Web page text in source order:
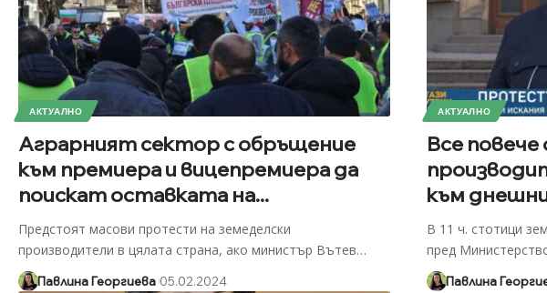
АКТУАЛНО
Аграрният сектор с обръщение
към премиера и вицепремиера да
поискат оставката на...
Предстоят масови протести на земеделски
производители в цялата страна, ако министър Вътев…
Павлина Георгиева 05.02.2024
АКТУАЛНО
Все повече
към
В 11 ч. стотици
пред
Павлина